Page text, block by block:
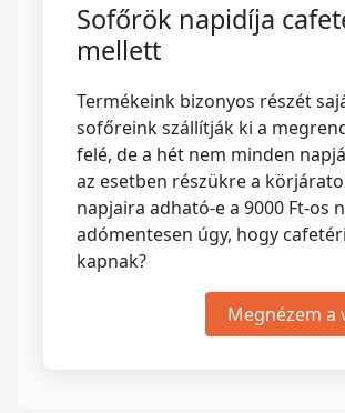
Sofőrök napidíja
mellett
Termékeink bizonyos részét
sofőreink szállítják ki a
felé, de a hét nem minden
az esetben részükre a
napjaira adható-e a 9000 Ft-os
adómentesen úgy, hogy
kapnak?
Megnézem a